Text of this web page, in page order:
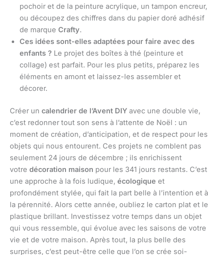
pochoir et de la peinture acrylique, un tampon encreur,
ou découpez des chiffres dans du papier doré adhésif
de marque Crafty.
Ces idées sont-elles adaptées pour faire avec des
enfants ? Le projet des boîtes à thé (peinture et
collage) est parfait. Pour les plus petits, préparez les
éléments en amont et laissez-les assembler et
décorer.
Créer un calendrier de l’Avent DIY avec une double vie,
c’est redonner tout son sens à l’attente de Noël : un
moment de création, d’anticipation, et de respect pour les
objets qui nous entourent. Ces projets ne comblent pas
seulement 24 jours de décembre ; ils enrichissent
votre décoration maison pour les 341 jours restants. C’est
une approche à la fois ludique, écologique et
profondément stylée, qui fait la part belle à l’intention et à
la pérennité. Alors cette année, oubliez le carton plat et le
plastique brillant. Investissez votre temps dans un objet
qui vous ressemble, qui évolue avec les saisons de votre
vie et de votre maison. Après tout, la plus belle des
surprises, c’est peut-être celle que l’on se crée soi-